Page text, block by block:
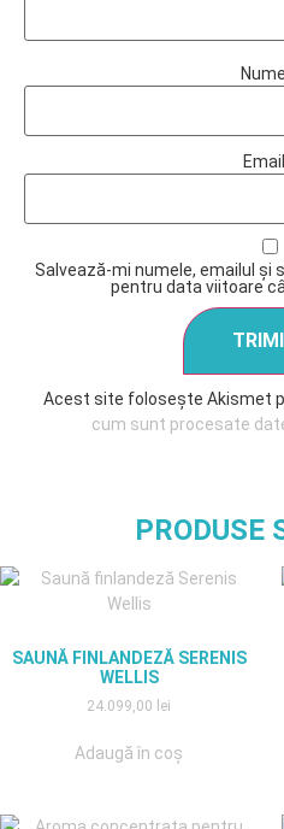
Nume
Email
Salvează-mi numele, emailul și
pentru data viitoare
Acest site folosește Akismet
cum sunt procesate
PRODUSE
SAUNĂ FINLANDEZĂ SERENIS
WELLIS
24.099,00 lei
Adaugă în coș